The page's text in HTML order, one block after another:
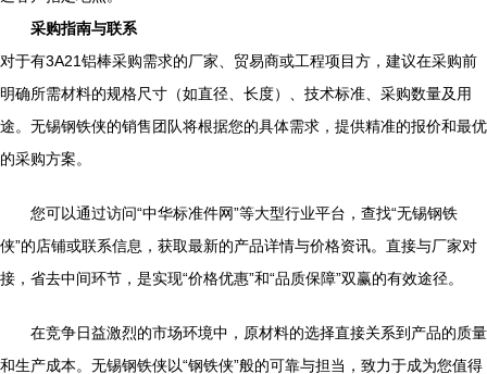
采购指南与联系
对于有3A21铝棒采购需求的厂家、贸易商或工程项目方，建议在采购前
明确所需材料的规格尺寸（如直径、长度）、技术标准、采购数量及用
途。无锡钢铁侠的销售团队将根据您的具体需求，提供精准的报价和最优
的采购方案。
您可以通过访问“中华标准件网”等大型行业平台，查找“无锡钢铁
侠”的店铺或联系信息，获取最新的产品详情与价格资讯。直接与厂家对
接，省去中间环节，是实现“价格优惠”和“品质保障”双赢的有效途径。
在竞争日益激烈的市场环境中，原材料的选择直接关系到产品的质量
和生产成本。无锡钢铁侠以“钢铁侠”般的可靠与担当，致力于成为您值得